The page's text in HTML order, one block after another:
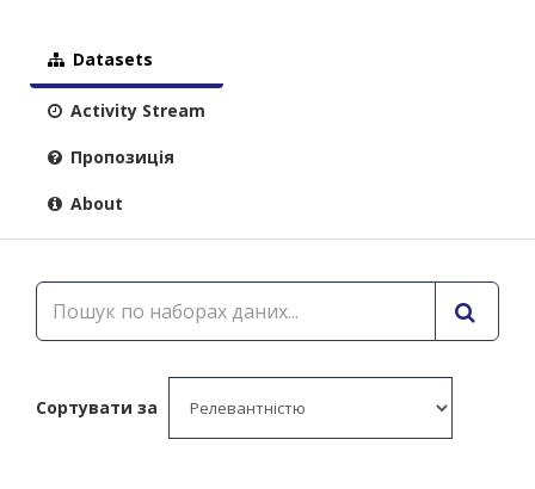
Datasets
Activity Stream
Пропозиція
About
Сортувати за